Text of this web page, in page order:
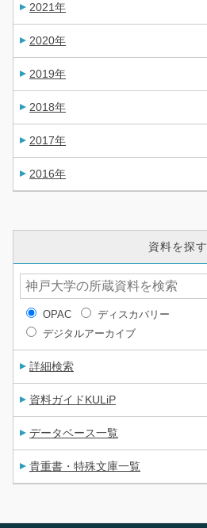
2021年
2020年
2019年
2018年
2017年
2016年
資料を探す
OPAC
ディスカバリー
デジタルアーカイブ
詳細検索
資料ガイドKULiP
データベース一覧
貴重書・特殊文庫一覧